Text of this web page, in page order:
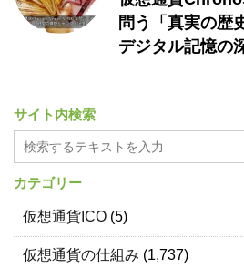
問う「真実の歴
デジタル記憶の
サイト内検索
カテゴリー
仮想通貨ICO (5)
仮想通貨の仕組み (1,737)